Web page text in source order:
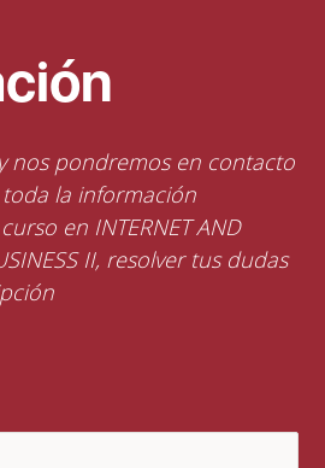
nos pondremos en contacto
la información
en INTERNET AND
II, resolver tus dudas